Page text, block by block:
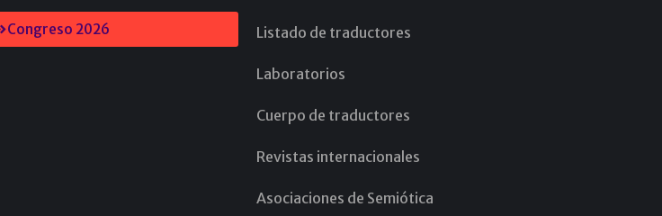
Congreso 2026 Listado de traductores
Laboratorios
Cuerpo de traductores
Revistas internacionales
Asociaciones de Semiótica